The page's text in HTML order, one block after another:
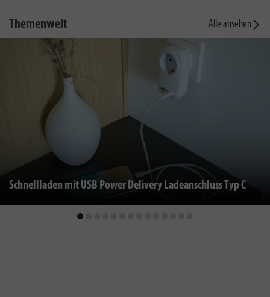
Themenwelt Alle ansehen
Schnellladen mit USB Power Delivery Ladeanschluss Typ C